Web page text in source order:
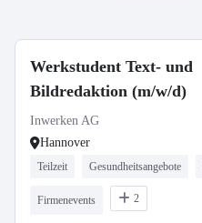
Werkstudent Text- und
Bildredaktion (m/w/d)
Inwerken AG
Hannover
Teilzeit Gesundheitsangebote
Firmenevents 2